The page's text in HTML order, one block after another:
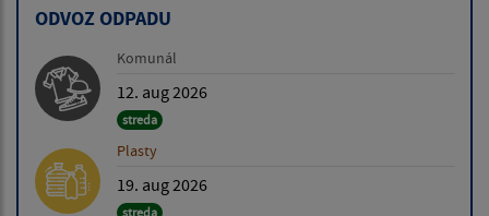
ODVOZ ODPADU
Komunál
12. aug 2026
streda
Plasty
19. aug 2026
streda